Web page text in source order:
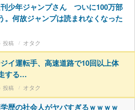
刊少年ジャンプさん ついに100万部
。何故ジャンプは読まれなくなった
オタク
ジイ運転手、高速道路で10回以上体
する…
オタク
学歴の社会人がヤバすぎるｗｗｗｗ